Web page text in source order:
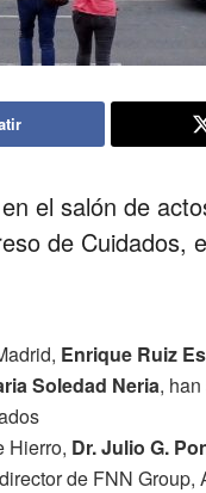
el salón de
de Cuidados,
Enrique Ruiz
Soledad Neria,
Hierro, Dr. Julio G.
de FNN Group,